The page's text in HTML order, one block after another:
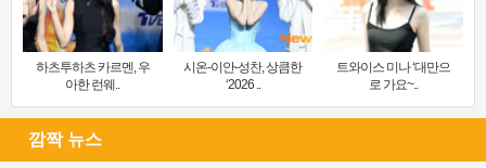
하츠투하츠 카르멘, 우
아한 런웨..
시온-이안-성찬, 상큼한
‘2026 ..
트와이스 미나 ‘대만으
로 가요~..
깜짝 뉴스